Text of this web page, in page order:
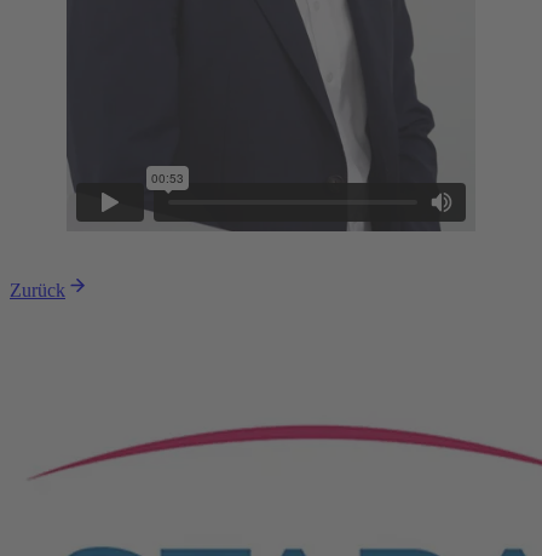
Zurück